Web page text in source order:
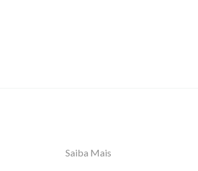
Saiba Mais